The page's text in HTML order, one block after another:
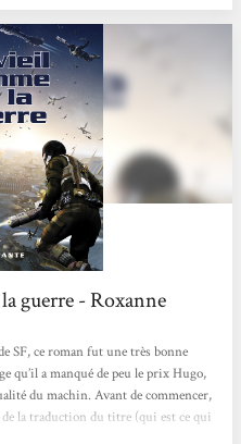
pour se complexifier...
guerre - Roxanne
SF, ce roman fut une très bonne
qu’il a manqué de peu le prix Hugo,
du machin. Avant de commencer,
la traduction du titre (qui est ce qui